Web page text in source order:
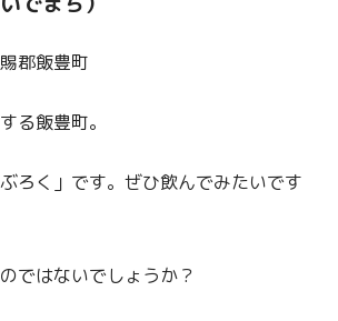
郡飯豊町
る飯豊町。
ろく」です。ぜひ飲んでみたいです
ではないでしょうか？